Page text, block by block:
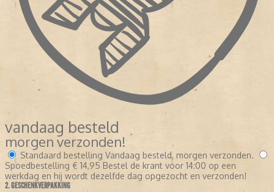
vandaag besteld
morgen verzonden!
Standaard bestelling Vandaag besteld, morgen verzonden.
Spoedbestelling € 14,95 Bestel de krant voor 14:00 op een
werkdag en hij wordt dezelfde dag opgezocht en verzonden!
2. GESCHENKVERPAKKING